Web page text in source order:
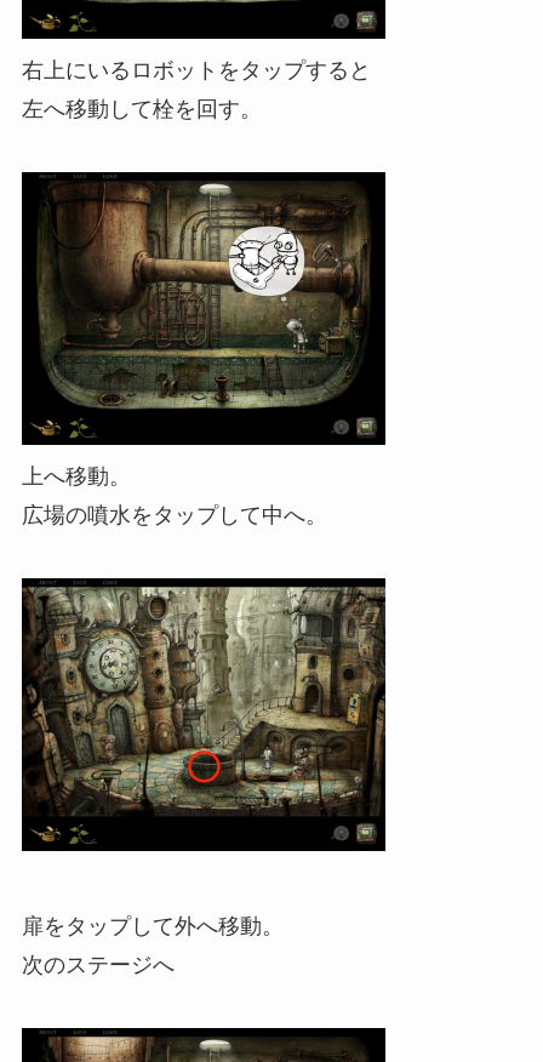
右上にいるロボットをタップすると
左へ移動して栓を回す。
上へ移動。
広場の噴水をタップして中へ。
扉をタップして外へ移動。
次のステージへ